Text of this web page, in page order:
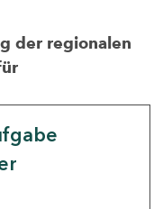
der regionalen